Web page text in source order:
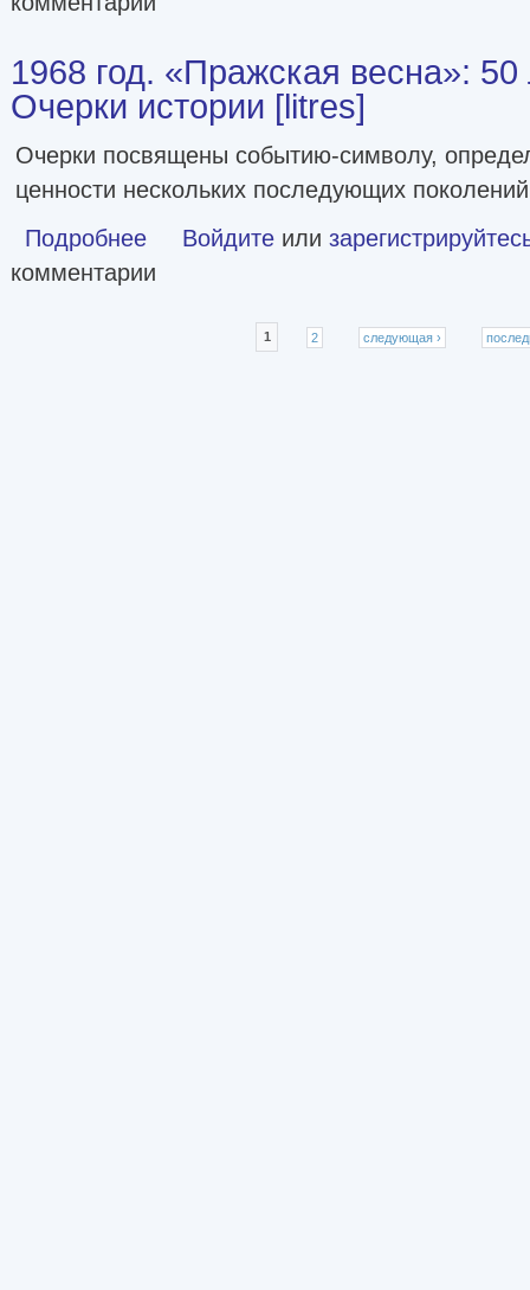
1968 год. «Пражская весна»: 50
Очерки истории [litres]
Очерки посвящены событию-символу,
ценности нескольких последующих
Подробнее о 1968 год. «Пражская весна»: 50 лет спустя. Очерки
Войдите или
комментарии
1 2 следующая ›